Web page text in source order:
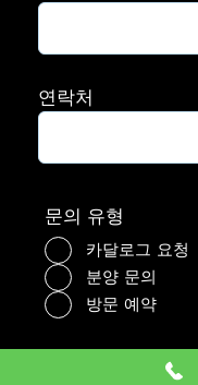
연락처
문의 유형
카달로그 요청
분양 문의
방문 예약
등록하기